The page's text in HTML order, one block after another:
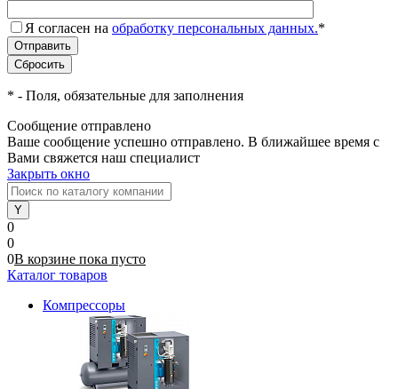
Я согласен на обработку персональных данных.*
* - Поля, обязательные для заполнения
Сообщение отправлено
Ваше сообщение успешно отправлено. В ближайшее время с
Вами свяжется наш специалист
Закрыть окно
0
0
0В корзине пока пусто
Каталог товаров
Компрессоры